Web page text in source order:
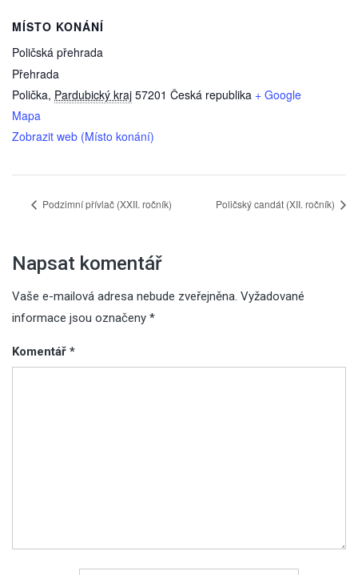
MÍSTO KONÁNÍ
Poličská přehrada
Přehrada
Polička, Pardubický kraj 57201 Česká republika + Google
Mapa
Zobrazit web (Místo konání)
Podzimní přívlač (XXII. ročník) Poličský candát (XII. ročník)
Napsat komentář
Vaše e-mailová adresa nebude zveřejněna. Vyžadované
informace jsou označeny *
Komentář *